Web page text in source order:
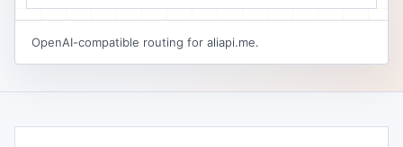
OpenAI-compatible routing for aliapi.me.